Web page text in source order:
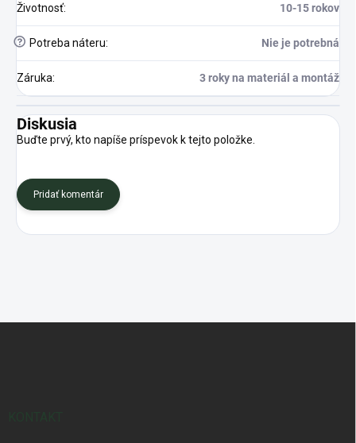
Životnosť: 10-15 rokov
? Potreba náteru: Nie je potrebná
Záruka: 3 roky na materiál a montáž
Diskusia
Buďte prvý, kto napíše príspevok k tejto položke.
Pridať komentár